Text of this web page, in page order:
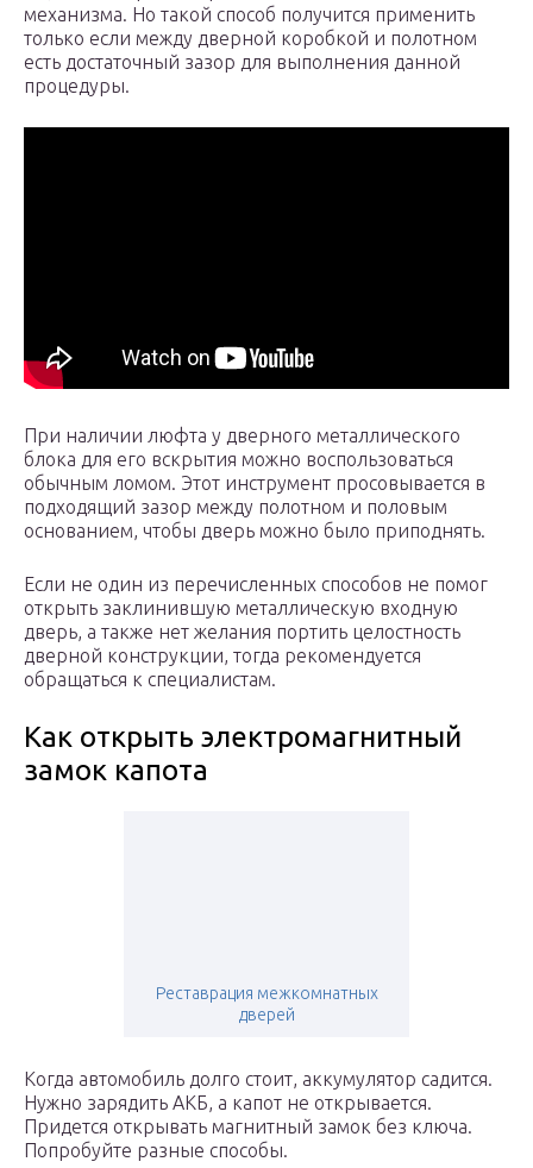
механизма. Но такой способ получится применить
только если между дверной коробкой и полотном
есть достаточный зазор для выполнения данной
процедуры.
При наличии люфта у дверного металлического
блока для его вскрытия можно воспользоваться
обычным ломом. Этот инструмент просовывается в
подходящий зазор между полотном и половым
основанием, чтобы дверь можно было приподнять.
Если не один из перечисленных способов не помог
открыть заклинившую металлическую входную
дверь, а также нет желания портить целостность
дверной конструкции, тогда рекомендуется
обращаться к специалистам.
Как открыть электромагнитный
замок капота
Реставрация межкомнатных
дверей
Когда автомобиль долго стоит, аккумулятор садится.
Нужно зарядить АКБ, а капот не открывается.
Придется открывать магнитный замок без ключа.
Попробуйте разные способы.